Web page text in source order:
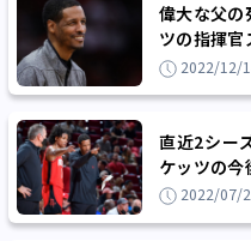
偉大な父の
ツの指揮官
息子である
2022/12/
直近2シー
ケッツの
「彼らは正
2022/07/